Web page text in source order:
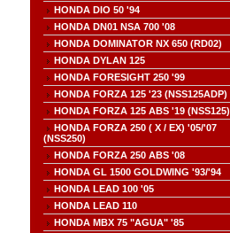
HONDA DIO 50 '94
HONDA DN01 NSA 700 '08
HONDA DOMINATOR NX 650 (RD02)
HONDA DYLAN 125
HONDA FORESIGHT 250 '99
HONDA FORZA 125 '23 (NSS125ADP)
HONDA FORZA 125 ABS '19 (NSS125)
HONDA FORZA 250 ( X / EX) '05/'07
(NSS250)
HONDA FORZA 250 ABS '08
HONDA GL 1500 GOLDWING '93/'94
HONDA LEAD 100 '05
HONDA LEAD 110
HONDA MBX 75 "AGUA" '85